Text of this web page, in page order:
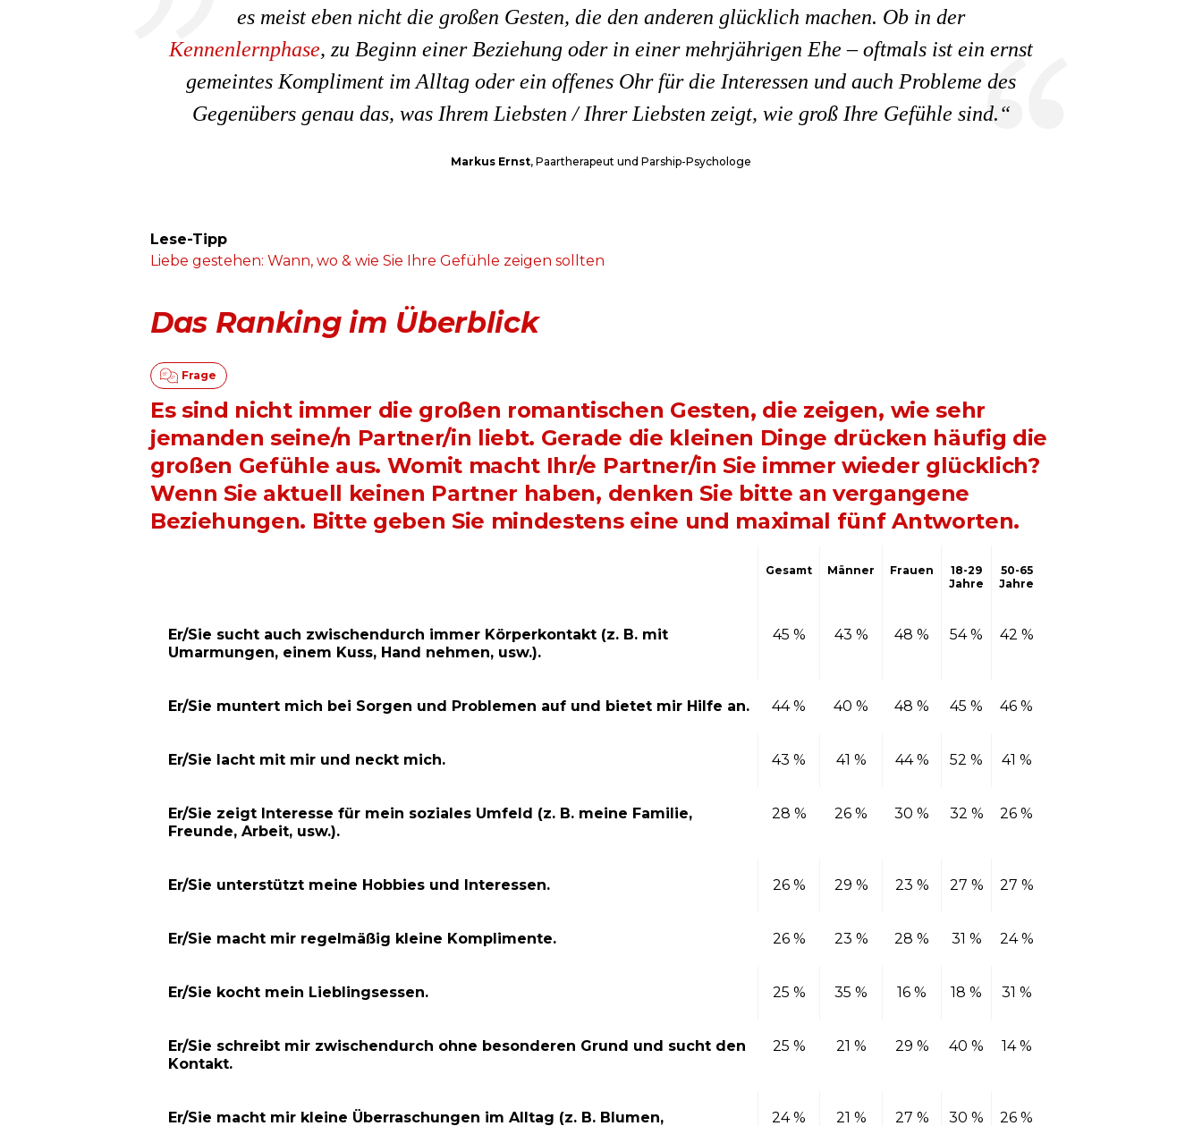
es meist eben nicht die großen Gesten, die den anderen glücklich machen. Ob in der
Kennenlernphase, zu Beginn einer Beziehung oder in einer mehrjährigen Ehe – oftmals ist ein ernst
gemeintes Kompliment im Alltag oder ein offenes Ohr für die Interessen und auch Probleme des
Gegenübers genau das, was Ihrem Liebsten / Ihrer Liebsten zeigt, wie groß Ihre Gefühle sind.“
Markus Ernst, Paartherapeut und Parship-Psychologe
Lese-Tipp
Liebe gestehen: Wann, wo & wie Sie Ihre Gefühle zeigen sollten
Das Ranking im Überblick
Es sind nicht immer die großen romantischen Gesten, die zeigen, wie sehr
jemanden seine/n Partner/in liebt. Gerade die kleinen Dinge drücken häufig die
großen Gefühle aus. Womit macht Ihr/e Partner/in Sie immer wieder glücklich?
Wenn Sie aktuell keinen Partner haben, denken Sie bitte an vergangene
Beziehungen. Bitte geben Sie mindestens eine und maximal fünf Antworten.
Gesamt Männer Frauen
18-29
Jahre
50-65
Jahre
Er/Sie sucht auch zwischendurch immer Körperkontakt (z. B. mit
Umarmungen, einem Kuss, Hand nehmen, usw.).
45 % 43 % 48 % 54 % 42 %
Er/Sie muntert mich bei Sorgen und Problemen auf und bietet mir Hilfe an. 44 % 40 % 48 % 45 % 46 %
Er/Sie lacht mit mir und neckt mich. 43 % 41 % 44 % 52 % 41 %
Er/Sie zeigt Interesse für mein soziales Umfeld (z. B. meine Familie,
Freunde, Arbeit, usw.).
28 % 26 % 30 % 32 % 26 %
Er/Sie unterstützt meine Hobbies und Interessen. 26 % 29 % 23 % 27 % 27 %
Er/Sie macht mir regelmäßig kleine Komplimente. 26 % 23 % 28 % 31 % 24 %
Er/Sie kocht mein Lieblingsessen. 25 % 35 % 16 % 18 % 31 %
Er/Sie schreibt mir zwischendurch ohne besonderen Grund und sucht den
Kontakt.
25 % 21 % 29 % 40 % 14 %
Er/Sie macht mir kleine Überraschungen im Alltag (z. B. Blumen, 24 % 21 % 27 % 30 % 26 %